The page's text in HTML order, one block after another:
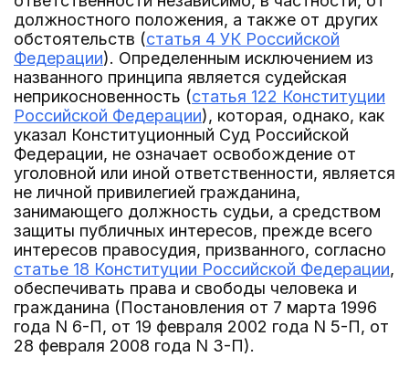
должностного положения, а также от других
обстоятельств (статья 4 УК Российской
Федерации). Определенным исключением из
названного принципа является судейская
неприкосновенность (статья 122 Конституции
Российской Федерации), которая, однако, как
указал Конституционный Суд Российской
Федерации, не означает освобождение от
уголовной или иной ответственности, является
не личной привилегией гражданина,
занимающего должность судьи, а средством
защиты публичных интересов, прежде всего
интересов правосудия, призванного, согласно
статье 18 Конституции Российской Федерации,
обеспечивать права и свободы человека и
гражданина (Постановления от 7 марта 1996
года N 6-П, от 19 февраля 2002 года N 5-П, от
28 февраля 2008 года N 3-П).